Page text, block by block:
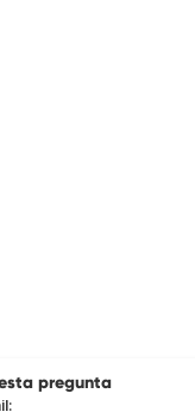
pregunta